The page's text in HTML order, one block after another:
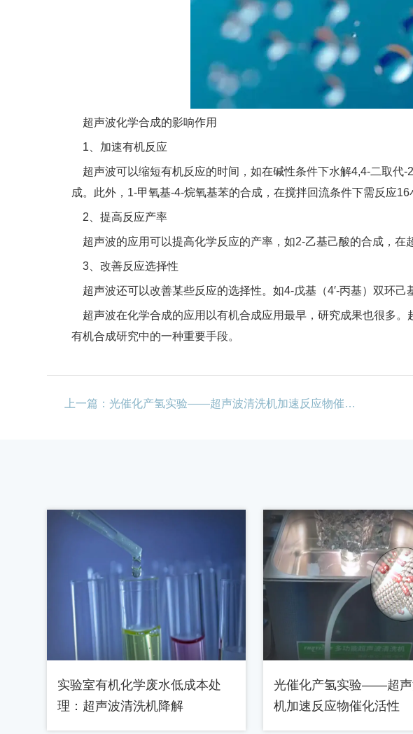
超声波化学合成的影响作用
1、加速有机反应
超声波可以缩短有机反应的时间，如在碱性条件下水解4,4-二取代
成。此外，1-甲氧基-4-烷氧基苯的合成，在搅拌回流条件下需反应
2、提高反应产率
超声波的应用可以提高化学反应的产率，如2-乙基己酸的合成，在
3、改善反应选择性
超声波还可以改善某些反应的选择性。如4-戊基（4′-丙基）双环
超声波在化学合成的应用以有机合成应用最早，研究成果也很多
有机合成研究中的一种重要手段。
上一篇：光催化产氢实验——超声波清洗机加速反应物催化活性
实验室有机化学废水低成本处
理：超声波清洗机降解
光催化产氢实验——超声
机加速反应物催化活性